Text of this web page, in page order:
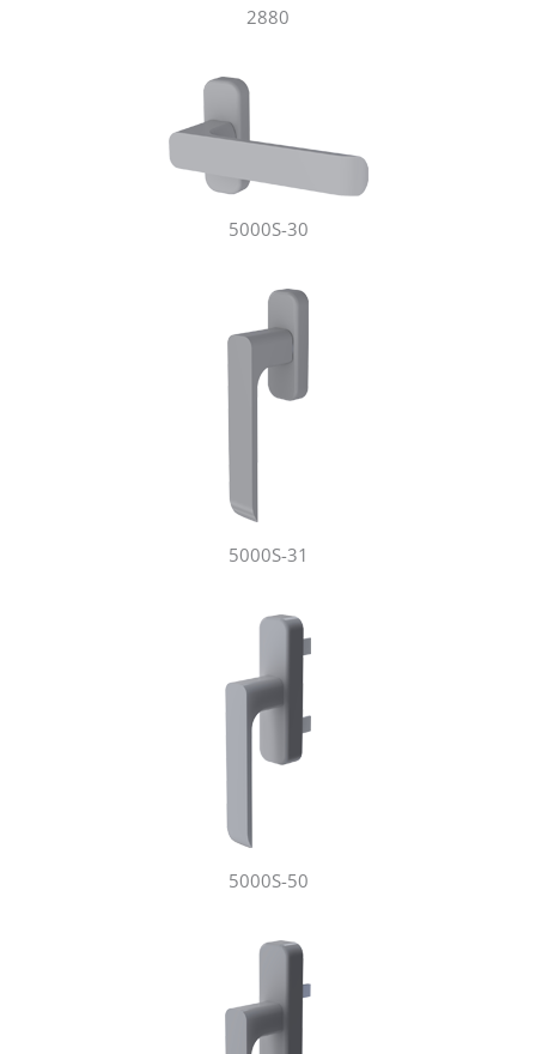
2880
5000S-30
5000S-31
5000S-50